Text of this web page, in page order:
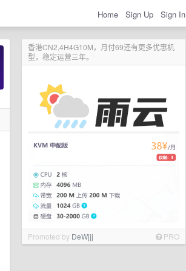
Home Sign Up Sign In
香港CN2,4H4G10M，月付69还有更多优惠机
型，稳定运营三年。
Promoted by DeWjjj PRO